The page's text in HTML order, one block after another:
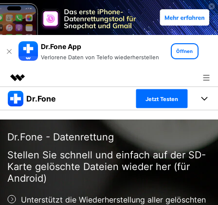
Dr.Fone App
Verlorene Daten von Telefo wiederherstellen
Öffnen
Top-Produkte
Überblick
Lösungen
Presseraum
Shop
Dr.Fone Jetzt Testen
Produkte
Alles-in-einem-Toolkit
Weitere Tools und Apps
Entdecken Sie weitere Dr.Fone-Lösungen
Lernen und Unterstützung
Ressourcen & Lernen
Android 16 FRP-Umgehung
Dr.Fone - Datenrettung
Stellen Sie schnell und einfach auf der SD-
Karte gelöschte Dateien wieder her (für
Android)
Unterstützt die Wiederherstellung aller gelöschten